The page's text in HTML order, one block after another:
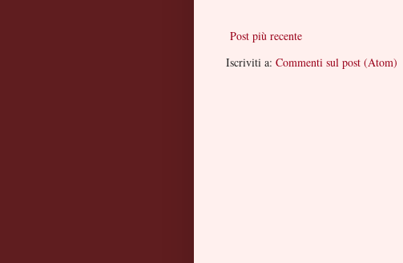
Post più recente
Iscriviti a: Commenti sul post (Atom)